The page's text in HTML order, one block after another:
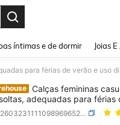
íntimas e de dormir Joias
Calças femininas
adequadas para férias
vermelho, estéticas
SKU: sz260323111109896965212